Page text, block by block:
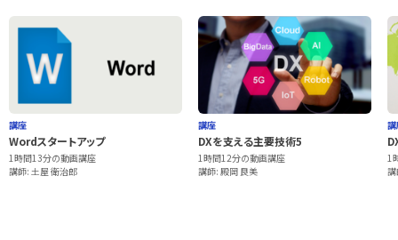
講座
Wordスタートアップ
1時間13分の動画講座
講師: 土屋 衛治郎
講座
DXを支える主要技術5
1時間12分の動画講座
講師: 殿岡 良美
1
講